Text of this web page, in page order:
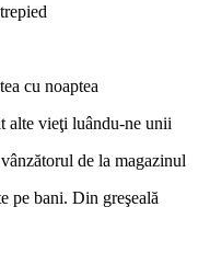
cu noaptea
alte vieţi luându-ne unii
de la magazinul
pe bani. Din greşeală